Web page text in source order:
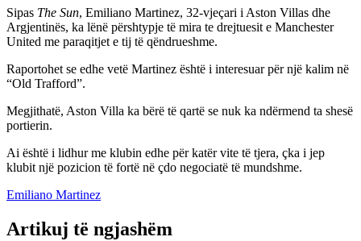
Sipas The Sun, Emiliano Martinez, 32-vjeçari i Aston Villas dhe
Argjentinës, ka lënë përshtypje të mira te drejtuesit e Manchester
United me paraqitjet e tij të qëndrueshme.
Raportohet se edhe vetë Martinez është i interesuar për një kalim në
“Old Trafford”.
Megjithatë, Aston Villa ka bërë të qartë se nuk ka ndërmend ta shesë
portierin.
Ai është i lidhur me klubin edhe për katër vite të tjera, çka i jep
klubit një pozicion të fortë në çdo negociatë të mundshme.
Emiliano Martinez
Artikuj të ngjashëm